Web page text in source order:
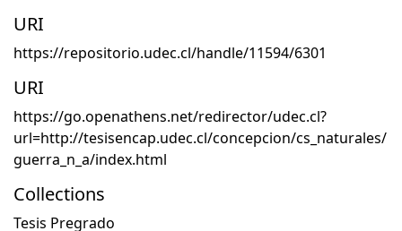
URI
https://repositorio.udec.cl/handle/11594/6301
URI
https://go.openathens.net/redirector/udec.cl?
url=http://tesisencap.udec.cl/concepcion/cs_naturales/
guerra_n_a/index.html
Collections
Tesis Pregrado